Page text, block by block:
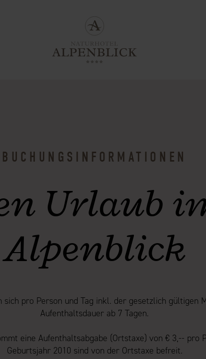
BUCHUNGSINFORMATIONEN
Urlaub
Alpenblick
sich pro Person und Tag inkl. der gesetzlich gültigen
Aufenthaltsdauer ab 7 Tagen.
eine Aufenthaltsabgabe (Ortstaxe) von € 3,-- pro
Geburtsjahr 2010 sind von der Ortstaxe befreit.